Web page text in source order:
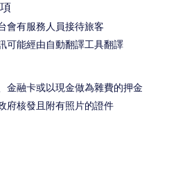
會有服務人員接待旅客
可能經由自動翻譯工具翻譯
金融卡或以現金做為雜費的押金
府核發且附有照片的證件